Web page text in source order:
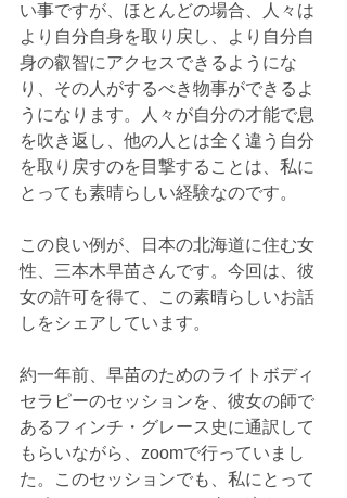
い事ですが、ほとんどの場合、人々は
より自分自身を取り戻し、より自分自
身の叡智にアクセスできるようにな
り、その人がするべき物事ができるよ
うになります。人々が自分の才能で息
を吹き返し、他の人とは全く違う自分
を取り戻すのを目撃することは、私に
とっても素晴らしい経験なのです。
この良い例が、日本の北海道に住む女
性、三本木早苗さんです。今回は、彼
女の許可を得て、この素晴らしいお話
しをシェアしています。
約一年前、早苗のためのライトボディ
セラピーのセッションを、彼女の師で
あるフィンチ・グレース史に通訳して
もらいながら、zoomで行っていまし
た。このセッションでも、私にとって